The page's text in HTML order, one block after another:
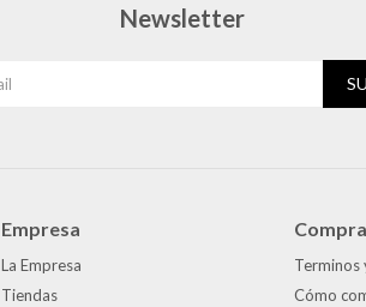
Empresa
La Empresa
Tiendas
Compra
Terminos
Cómo
Newsletter